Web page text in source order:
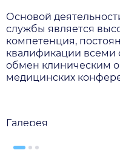
Основой
службы является
компетенция,
квалификации всеми
обмен клиническим
медицинских
Галерея